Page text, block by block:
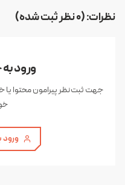
نظرات: (0 نظر ثبت شده)
ورود
جهت ثبت نظر پیرامون محتوا یا
ورود